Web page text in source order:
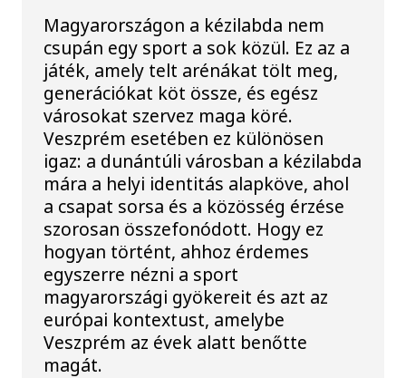
Magyarországon a kézilabda nem
csupán egy sport a sok közül. Ez az a
játék, amely telt arénákat tölt meg,
generációkat köt össze, és egész
városokat szervez maga köré.
Veszprém esetében ez különösen
igaz: a dunántúli városban a kézilabda
mára a helyi identitás alapköve, ahol
a csapat sorsa és a közösség érzése
szorosan összefonódott. Hogy ez
hogyan történt, ahhoz érdemes
egyszerre nézni a sport
magyarországi gyökereit és azt az
európai kontextust, amelybe
Veszprém az évek alatt benőtte
magát.